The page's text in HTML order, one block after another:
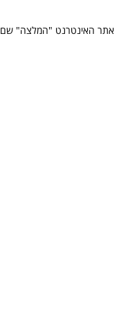
אתר האינטרנט "המלצה" שם